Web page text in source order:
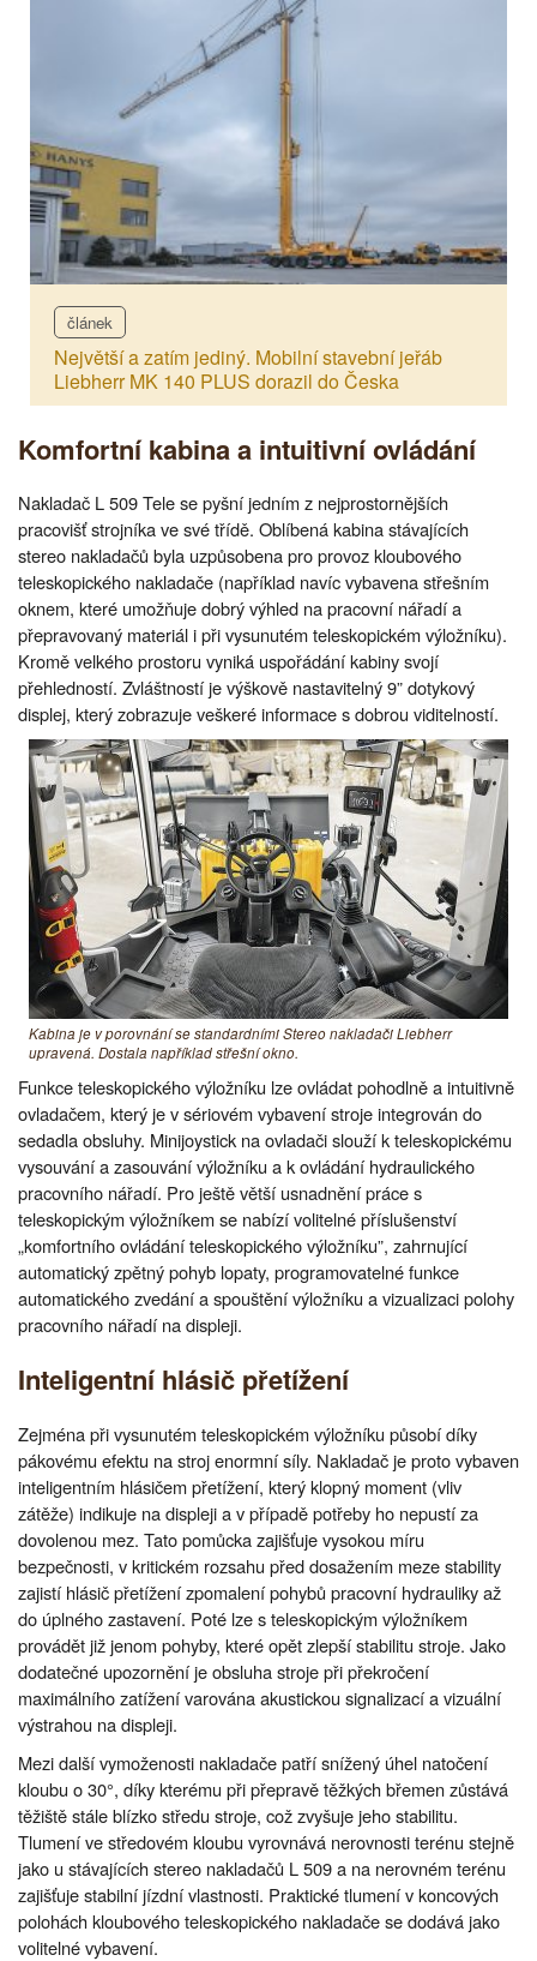
článek
Největší a zatím jediný. Mobilní stavební jeřáb
Liebherr MK 140 PLUS dorazil do Česka
Komfortní kabina a intuitivní ovládání
Nakladač L 509 Tele se pyšní jedním z nejprostornějších
pracovišť strojníka ve své třídě. Oblíbená kabina stávajících
stereo nakladačů byla uzpůsobena pro provoz kloubového
teleskopického nakladače (například navíc vybavena střešním
oknem, které umožňuje dobrý výhled na pracovní nářadí a
přepravovaný materiál i při vysunutém teleskopickém výložníku).
Kromě velkého prostoru vyniká uspořádání kabiny svojí
přehledností. Zvláštností je výškově nastavitelný 9” dotykový
displej, který zobrazuje veškeré informace s dobrou viditelností.
Kabina je v porovnání se standardními Stereo nakladači Liebherr
upravená. Dostala například střešní okno.
Funkce teleskopického výložníku lze ovládat pohodlně a intuitivně
ovladačem, který je v sériovém vybavení stroje integrován do
sedadla obsluhy. Minijoystick na ovladači slouží k teleskopickému
vysouvání a zasouvání výložníku a k ovládání hydraulického
pracovního nářadí. Pro ještě větší usnadnění práce s
teleskopickým výložníkem se nabízí volitelné příslušenství
„komfortního ovládání teleskopického výložníku”, zahrnující
automatický zpětný pohyb lopaty, programovatelné funkce
automatického zvedání a spouštění výložníku a vizualizaci polohy
pracovního nářadí na displeji.
Inteligentní hlásič přetížení
Zejména při vysunutém teleskopickém výložníku působí díky
pákovému efektu na stroj enormní síly. Nakladač je proto vybaven
inteligentním hlásičem přetížení, který klopný moment (vliv
zátěže) indikuje na displeji a v případě potřeby ho nepustí za
dovolenou mez. Tato pomůcka zajišťuje vysokou míru
bezpečnosti, v kritickém rozsahu před dosažením meze stability
zajistí hlásič přetížení zpomalení pohybů pracovní hydrauliky až
do úplného zastavení. Poté lze s teleskopickým výložníkem
provádět již jenom pohyby, které opět zlepší stabilitu stroje. Jako
dodatečné upozornění je obsluha stroje při překročení
maximálního zatížení varována akustickou signalizací a vizuální
výstrahou na displeji.
Mezi další vymoženosti nakladače patří snížený úhel natočení
kloubu o 30°, díky kterému při přepravě těžkých břemen zůstává
těžiště stále blízko středu stroje, což zvyšuje jeho stabilitu.
Tlumení ve středovém kloubu vyrovnává nerovnosti terénu stejně
jako u stávajících stereo nakladačů L 509 a na nerovném terénu
zajišťuje stabilní jízdní vlastnosti. Praktické tlumení v koncových
polohách kloubového teleskopického nakladače se dodává jako
volitelné vybavení.